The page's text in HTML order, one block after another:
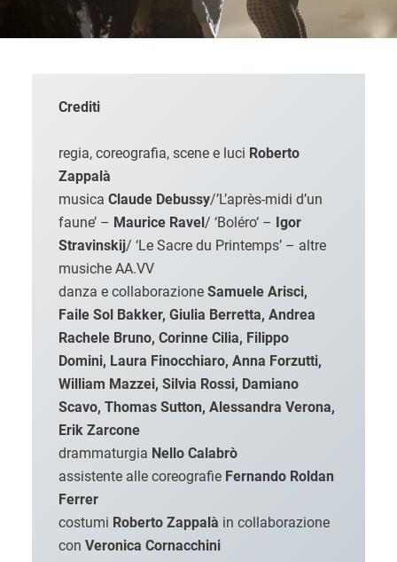
Crediti
regia, coreografia, scene e luci Roberto
Zappalà
musica Claude Debussy/’L’après-midi d’un
faune’ – Maurice Ravel/ ‘Boléro‘ – Igor
Stravinskij/ ‘Le Sacre du Printemps’ – altre
musiche AA.VV
danza e collaborazione Samuele Arisci,
Faile Sol Bakker, Giulia Berretta, Andrea
Rachele Bruno, Corinne Cilia, Filippo
Domini, Laura Finocchiaro, Anna Forzutti,
William Mazzei, Silvia Rossi, Damiano
Scavo, Thomas Sutton, Alessandra Verona,
Erik Zarcone
drammaturgia Nello Calabrò
assistente alle coreografie Fernando Roldan
Ferrer
costumi Roberto Zappalà in collaborazione
con Veronica Cornacchini